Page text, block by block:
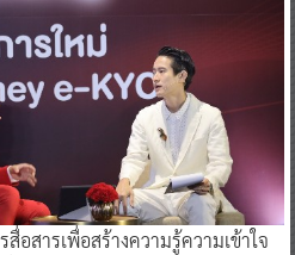
สื่อสารเพื่อสร้างความรู้ความเข้าใจ